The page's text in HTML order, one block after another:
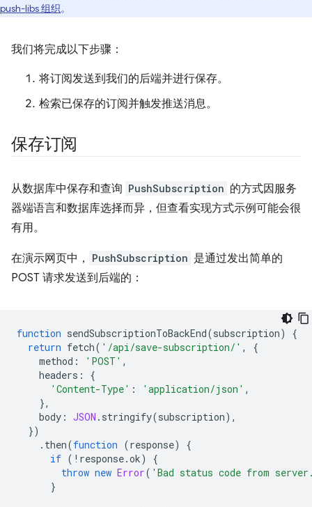
push-libs 组织。
我们将完成以下步骤：
将订阅发送到我们的后端并进行保存。
检索已保存的订阅并触发推送消息。
保存订阅
从数据库中保存和查询 PushSubscription 的方式因服务
器端语言和数据库选择而异，但查看实现方式示例可能会很
有用。
在演示网页中， PushSubscription 是通过发出简单的
POST 请求发送到后端的：
function sendSubscriptionToBackEnd(subscription)
{
return fetch( '/api/save-subscription/' ,
{
method : 'POST' ,
headers :
{
'Content-Type' : 'application/json' ,
},
body : JSON . stringify(subscription),
})
. then(function (response)
{
if ( ! response.ok)
{
throw new Error( 'Bad status code from
}